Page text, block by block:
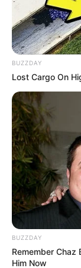
aficionados en
donde 12 mil
Lea También:
Tolima
BUZZDAY
Lost Cargo On
BUZZDAY
Remember Chaz
Him Now